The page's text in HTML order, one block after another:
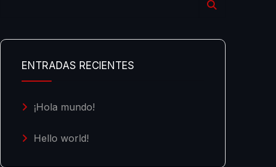
ENTRADAS RECIENTES
¡Hola mundo!
Hello world!